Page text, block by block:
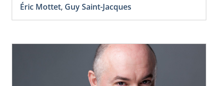
Éric Mottet, Guy Saint-Jacques